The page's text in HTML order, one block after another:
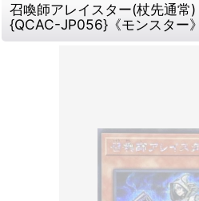
召喚師アレイスター(杖先通常)
{QCAC-JP056}《モンスター》